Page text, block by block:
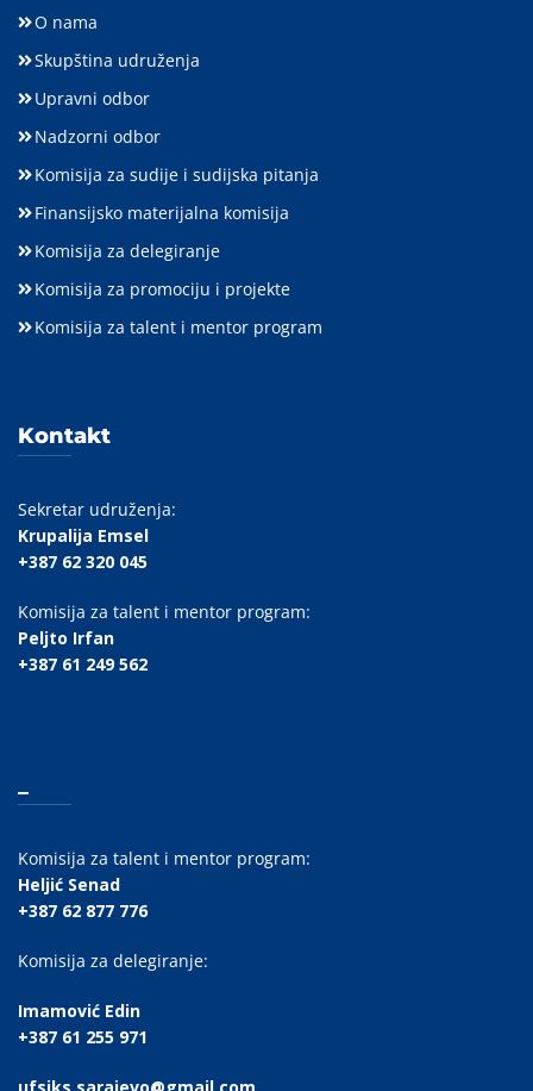
O nama
Skupština udruženja
Upravni odbor
Nadzorni odbor
Komisija za sudije i sudijska pitanja
Finansijsko materijalna komisija
Komisija za delegiranje
Komisija za promociju i projekte
Komisija za talent i mentor program
Kontakt
Sekretar udruženja:
Krupalija Emsel
+387 62 320 045
Komisija za talent i mentor program:
Peljto Irfan
+387 61 249 562
Komisija za talent i mentor program:
Heljić Senad
+387 62 877 776
Komisija za delegiranje:
Imamović Edin
+387 61 255 971